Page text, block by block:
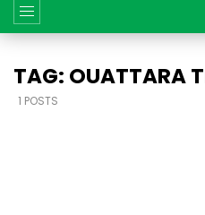
TAG: OUATTARA
1 POSTS